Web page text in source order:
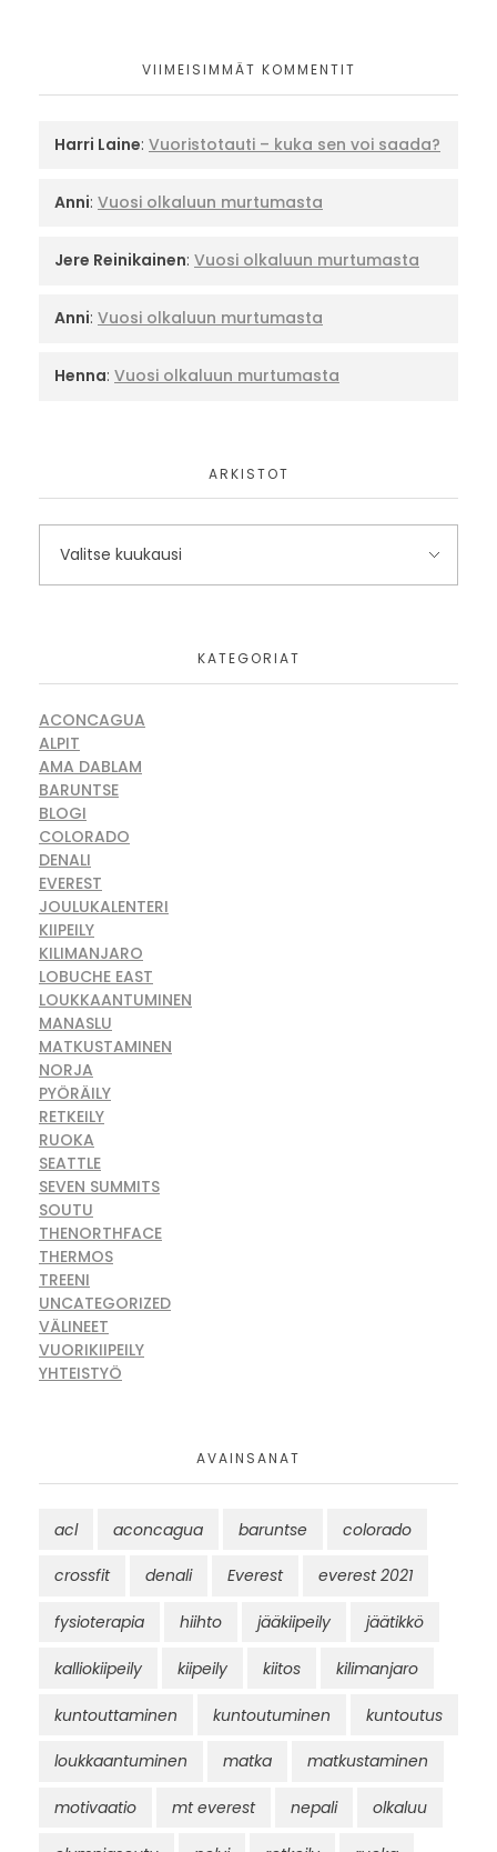
VIIMEISIMMÄT KOMMENTIT
Harri Laine: Vuoristotauti – kuka sen voi saada?
Anni: Vuosi olkaluun murtumasta
Jere Reinikainen: Vuosi olkaluun murtumasta
Anni: Vuosi olkaluun murtumasta
Henna: Vuosi olkaluun murtumasta
ARKISTOT
KATEGORIAT
ACONCAGUA
ALPIT
AMA DABLAM
BARUNTSE
BLOGI
COLORADO
DENALI
EVEREST
JOULUKALENTERI
KIIPEILY
KILIMANJARO
LOBUCHE EAST
LOUKKAANTUMINEN
MANASLU
MATKUSTAMINEN
NORJA
PYÖRÄILY
RETKEILY
RUOKA
SEATTLE
SEVEN SUMMITS
SOUTU
THENORTHFACE
THERMOS
TREENI
UNCATEGORIZED
VÄLINEET
VUORIKIIPEILY
YHTEISTYÖ
AVAINSANAT
acl aconcagua baruntse colorado
crossfit denali Everest everest 2021
fysioterapia hiihto jääkiipeily jäätikkö
kalliokiipeily kiipeily kiitos kilimanjaro
kuntouttaminen kuntoutuminen kuntoutus
loukkaantuminen matka matkustaminen
motivaatio mt everest nepali olkaluu